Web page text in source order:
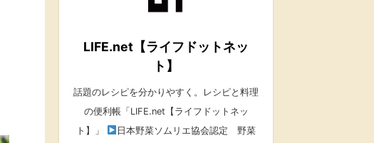
LIFE.net【ライフドットネッ
ト】
話題のレシピを分かりやすく。レシピと料理
の便利帳「LIFE.net【ライフドットネッ
ト】」
日本野菜ソムリエ協会認定 野菜